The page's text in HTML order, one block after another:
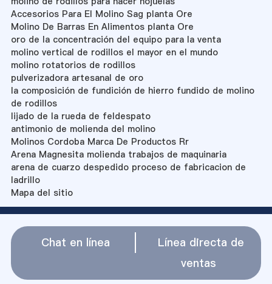
Accesorios Para El Molino Sag planta Ore
Molino De Barras En Alimentos planta Ore
oro de la concentración del equipo para la venta
molino vertical de rodillos el mayor en el mundo
molino rotatorios de rodillos
pulverizadora artesanal de oro
la composición de fundición de hierro fundido de molino
de rodillos
lijado de la rueda de feldespato
antimonio de molienda del molino
Molinos Cordoba Marca De Productos Rr
Arena Magnesita molienda trabajos de maquinaria
arena de cuarzo despedido proceso de fabricacion de
ladrillo
Mapa del sitio
Chat en línea
Línea directa de
ventas